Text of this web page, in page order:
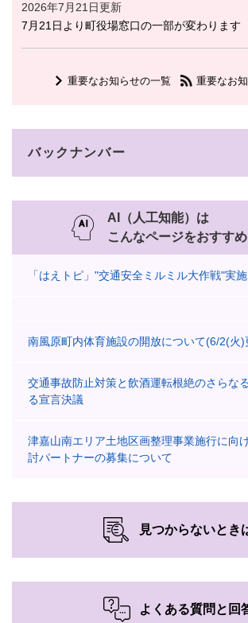
2026年7月21日更新
7月21日より町役場窓口の一部が変わります
重要なお知らせの一覧 重要なお
バックナンバー
AI（人工知能）は
こんなページをおすす
「はえトピ」"交通安全ミルミル大作戦"実施
南風原町内体育施設の開放について(6/2(火)
交通事故防止対策と飲酒運転根絶のさらな
る宣言決議
津嘉山南エリア土地区画整理事業施行に向
討パートナーの募集について
見つからないとき
よくある質問と回